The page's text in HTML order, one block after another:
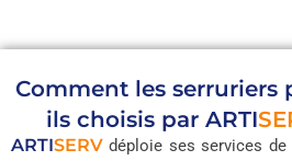
Comment les serruriers
ils choisis par ARTI
ARTISERV déploie ses services de